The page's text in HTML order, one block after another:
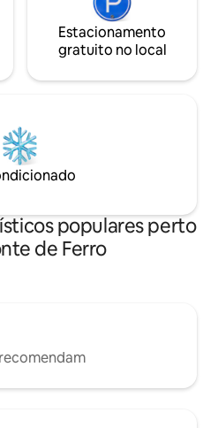
Estacionamento
gratuito no local
populares perto
de Ferro